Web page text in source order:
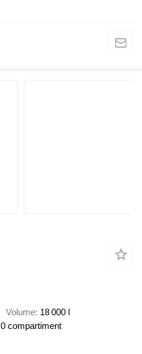
Volume 18 000 l
0 compartiment